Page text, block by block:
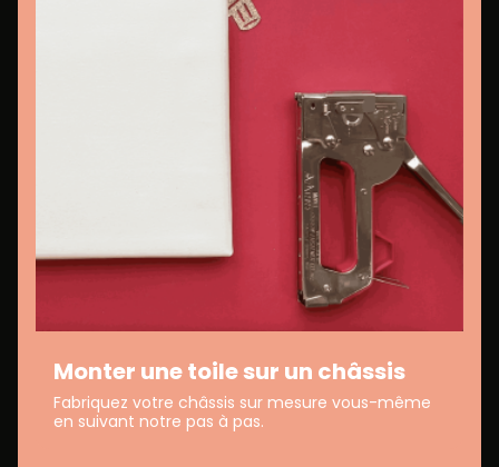
Monter une toile sur un châssis
Fabriquez votre châssis sur mesure vous-même
en suivant notre pas à pas.